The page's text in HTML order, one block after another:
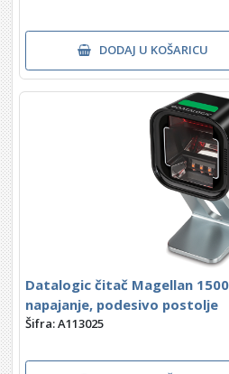
DODAJ U KOŠARICU
Datalogic čitač Magellan
napajanje, podesivo postolje
Šifra: A113025